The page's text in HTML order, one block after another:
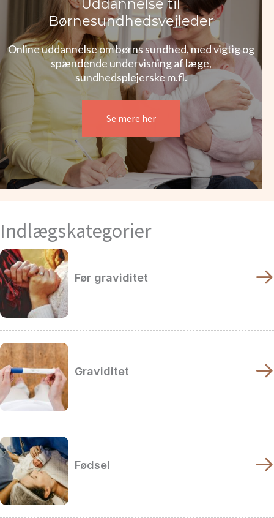
Uddannelse til
Børnesundhedsvejleder
Online uddannelse om børns sundhed, med vigtig og
spændende undervisning af læge,
sundhedsplejerske m.fl.
Se mere her
Indlægskategorier
Før graviditet
Graviditet
Fødsel